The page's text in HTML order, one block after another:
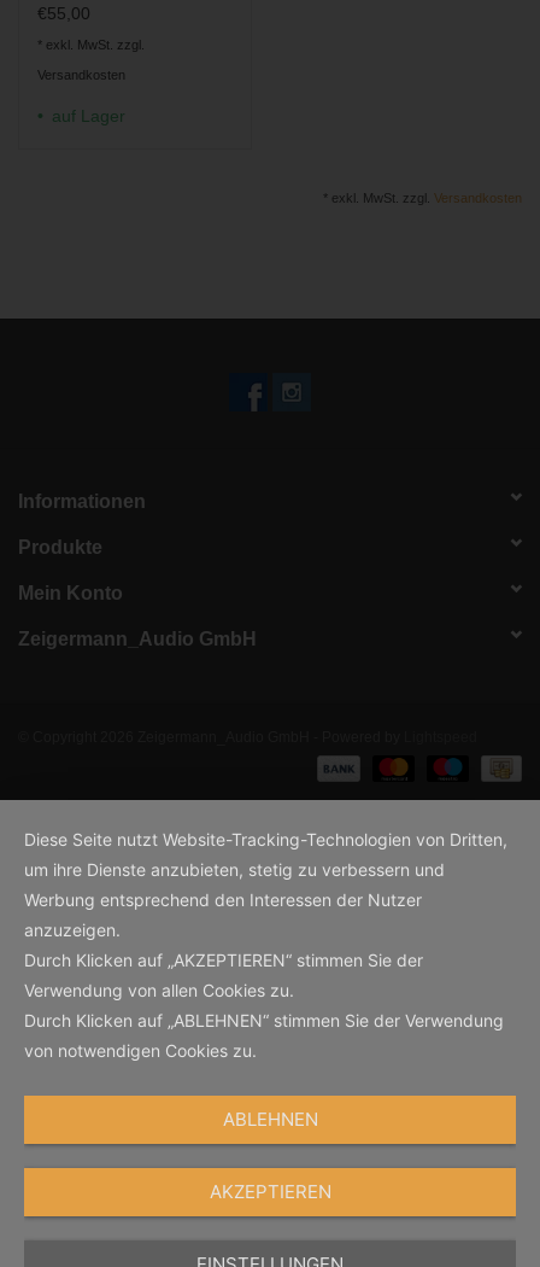
€55,00
* exkl. MwSt. zzgl.
Versandkosten
auf Lager
* exkl. MwSt. zzgl. Versandkosten
Informationen
Produkte
Mein Konto
Zeigermann_Audio GmbH
Diese Seite nutzt Website-Tracking-Technologien von Dritten,
um ihre Dienste anzubieten, stetig zu verbessern und
Werbung entsprechend den Interessen der Nutzer
anzuzeigen.
Durch Klicken auf „AKZEPTIEREN“ stimmen Sie der
Verwendung von allen Cookies zu.
Durch Klicken auf „ABLEHNEN“ stimmen Sie der Verwendung
von notwendigen Cookies zu.
ABLEHNEN
AKZEPTIEREN